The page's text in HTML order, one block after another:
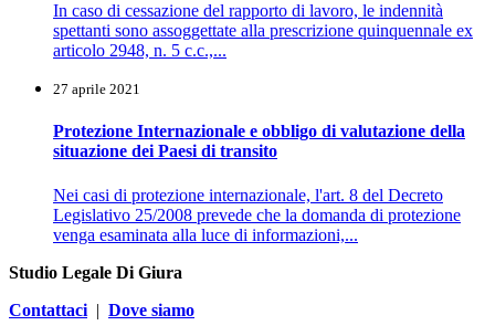
In caso di cessazione del rapporto di lavoro, le indennità
spettanti sono assoggettate alla prescrizione quinquennale ex
articolo 2948, n. 5 c.c.,...
27 aprile 2021
Protezione Internazionale e obbligo di valutazione della
situazione dei Paesi di transito
Nei casi di protezione internazionale, l'art. 8 del Decreto
Legislativo 25/2008 prevede che la domanda di protezione
venga esaminata alla luce di informazioni,...
Studio Legale Di Giura
Contattaci | Dove siamo